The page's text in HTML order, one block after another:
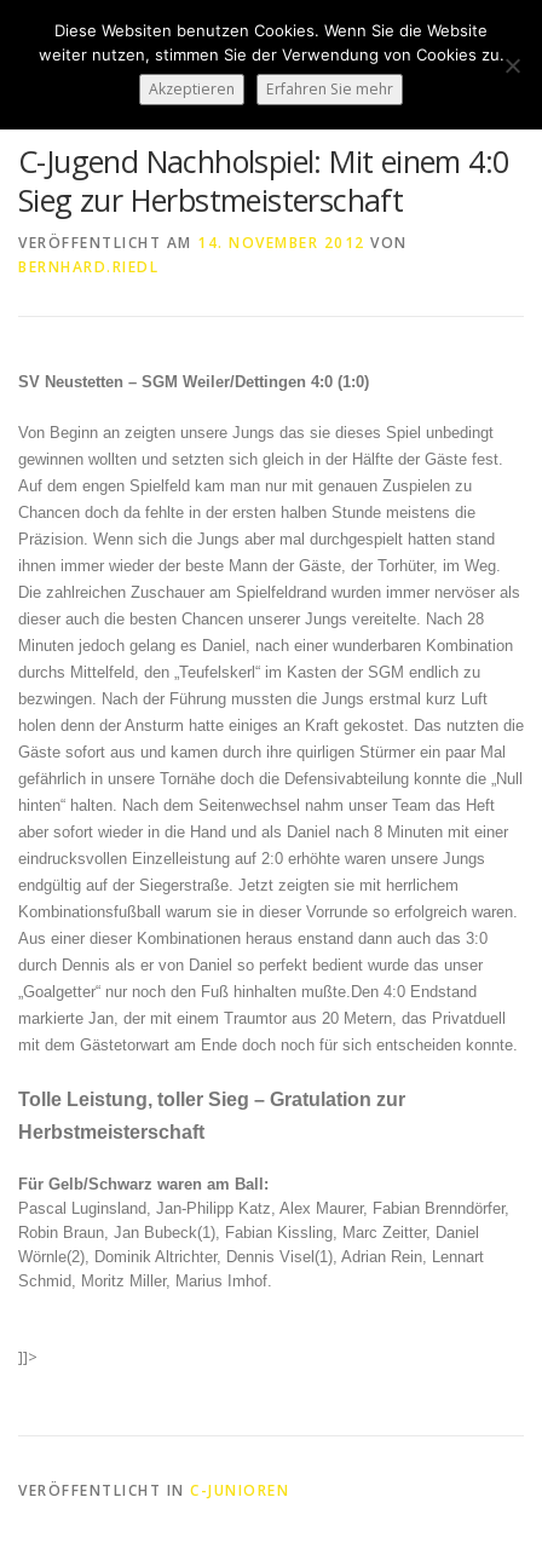
springen
C-Jugend Nachholspiel: Mit einem 4:0
Sieg zur Herbstmeisterschaft
VERÖFFENTLICHT AM 14. NOVEMBER 2012 VON
BERNHARD.RIEDL
SV Neustetten – SGM Weiler/Dettingen 4:0 (1:0)
Von Beginn an zeigten unsere Jungs das sie dieses Spiel unbedingt
gewinnen wollten und setzten sich gleich in der Hälfte der Gäste fest.
Auf dem engen Spielfeld kam man nur mit genauen Zuspielen zu
Chancen doch da fehlte in der ersten halben Stunde meistens die
Präzision. Wenn sich die Jungs aber mal durchgespielt hatten stand
ihnen immer wieder der beste Mann der Gäste, der Torhüter, im Weg.
Die zahlreichen Zuschauer am Spielfeldrand wurden immer nervöser als
dieser auch die besten Chancen unserer Jungs vereitelte. Nach 28
Minuten jedoch gelang es Daniel, nach einer wunderbaren Kombination
durchs Mittelfeld, den „Teufelskerl“ im Kasten der SGM endlich zu
bezwingen. Nach der Führung mussten die Jungs erstmal kurz Luft
holen denn der Ansturm hatte einiges an Kraft gekostet. Das nutzten die
Gäste sofort aus und kamen durch ihre quirligen Stürmer ein paar Mal
gefährlich in unsere Tornähe doch die Defensivabteilung konnte die „Null
hinten“ halten. Nach dem Seitenwechsel nahm unser Team das Heft
aber sofort wieder in die Hand und als Daniel nach 8 Minuten mit einer
eindrucksvollen Einzelleistung auf 2:0 erhöhte waren unsere Jungs
endgültig auf der Siegerstraße. Jetzt zeigten sie mit herrlichem
Kombinationsfußball warum sie in dieser Vorrunde so erfolgreich waren.
Aus einer dieser Kombinationen heraus enstand dann auch das 3:0
durch Dennis als er von Daniel so perfekt bedient wurde das unser
„Goalgetter“ nur noch den Fuß hinhalten mußte.Den 4:0 Endstand
markierte Jan, der mit einem Traumtor aus 20 Metern, das Privatduell
mit dem Gästetorwart am Ende doch noch für sich entscheiden konnte.
Tolle Leistung, toller Sieg – Gratulation zur
Herbstmeisterschaft
Für Gelb/Schwarz waren am Ball:
Pascal Luginsland, Jan-Philipp Katz, Alex Maurer, Fabian Brenndörfer,
Robin Braun, Jan Bubeck(1), Fabian Kissling, Marc Zeitter, Daniel
Wörnle(2), Dominik Altrichter, Dennis Visel(1), Adrian Rein, Lennart
Schmid, Moritz Miller, Marius Imhof.
]]>
VERÖFFENTLICHT IN C-JUNIOREN
Diese Websiten benutzen Cookies. Wenn Sie die Website
weiter nutzen, stimmen Sie der Verwendung von Cookies zu.
Akzeptieren Erfahren Sie mehr